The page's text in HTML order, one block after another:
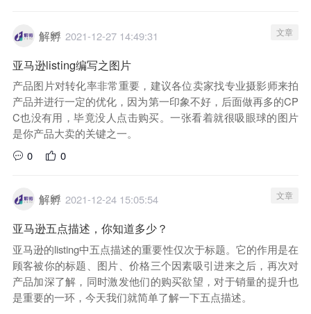
解孵 2021-12-27 14:49:31 文章
亚马逊listing编写之图片
产品图片对转化率非常重要，建议各位卖家找专业摄影师来拍
产品并进行一定的优化，因为第一印象不好，后面做再多的CP
C也没有用，毕竟没人点击购买。一张看着就很吸眼球的图片
是你产品大卖的关键之一。
0
0
解孵 2021-12-24 15:05:54 文章
亚马逊五点描述，你知道多少？
亚马逊的listing中五点描述的重要性仅次于标题。它的作用是在
顾客被你的标题、图片、价格三个因素吸引进来之后，再次对
产品加深了解，同时激发他们的购买欲望，对于销量的提升也
是重要的一环，今天我们就简单了解一下五点描述。